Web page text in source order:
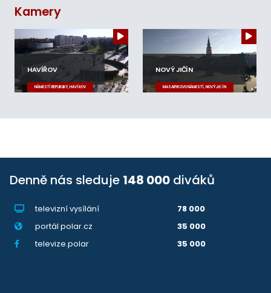
Kamery
HAVÍŘOV
NÁMĚSTÍ REPUBLIKY, HAVÍŘOV
NOVÝ JIČÍN
MASARYKOVO NÁMĚSTÍ, NOVÝ JIČÍN
Denně nás sleduje 148 000 diváků
televizní vysílání
78 000
portál polar.cz
35 000
televize.polar
35 000